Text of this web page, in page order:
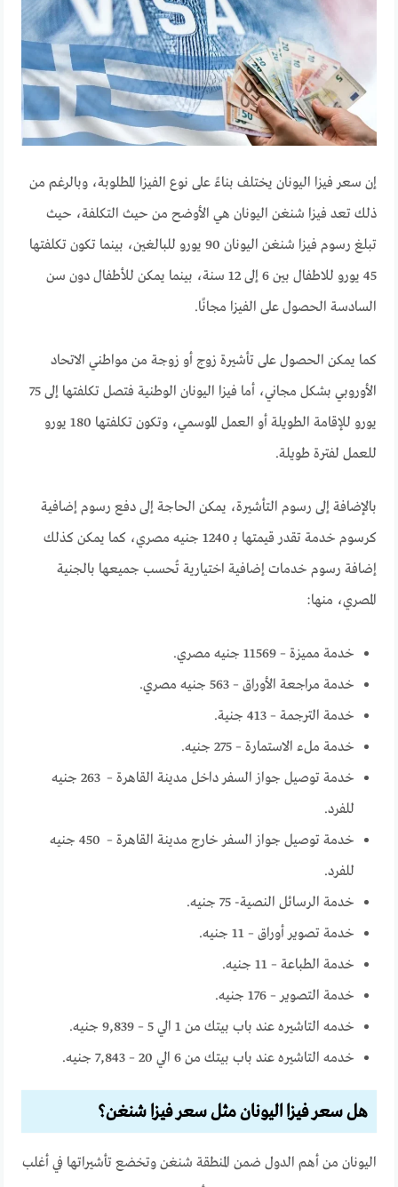
إن سعر فيزا اليونان يختلف بناءً على نوع الفيزا المطلوبة، وبالرغم من
ذلك تعد فيزا شنغن اليونان هي الأوضح من حيث التكلفة، حيث
تبلغ رسوم فيزا شنغن اليونان 90 يورو للبالغين، بينما تكون تكلفتها
45 يورو للاطفال بين 6 إلى 12 سنة، بينما يمكن للأطفال دون سن
السادسة الحصول على الفيزا مجانًا.
كما يمكن الحصول على تأشيرة زوج أو زوجة من مواطني الاتحاد
الأوروبي بشكل مجاني، أما فيزا اليونان الوطنية فتصل تكلفتها إلى 75
يورو للإقامة الطويلة أو العمل الموسمي، وتكون تكلفتها 180 يورو
للعمل لفترة طويلة.
بالإضافة إلى رسوم التأشيرة، يمكن الحاجة إلى دفع رسوم إضافية
كرسوم خدمة تقدر قيمتها بـ 1240 جنيه مصري، كما يمكن كذلك
إضافة رسوم خدمات إضافية اختيارية تُحسب جميعها بالجنية
المصري، منها:
خدمة مميزة – 11569 جنيه مصري.
خدمة مراجعة الأوراق – 563 جنيه مصري.
خدمة الترجمة – 413 جنية.
خدمة ملء الاستمارة – 275 جنيه.
خدمة توصيل جواز السفر داخل مدينة القاهرة – 263 جنيه
للفرد.
خدمة توصيل جواز السفر خارج مدينة القاهرة – 450 جنيه
للفرد.
خدمة الرسائل النصية- 75 جنيه.
خدمة تصوير أوراق – 11 جنيه.
خدمة الطباعة – 11 جنيه.
خدمة التصوير – 176 جنيه.
خدمه التاشيره عند باب بيتك من 1 الي 5 – 9,839 جنيه.
خدمه التاشيره عند باب بيتك من 6 الي 20 – 7,843 جنيه.
هل سعر فيزا اليونان مثل سعر فيزا شنغن؟
اليونان من أهم الدول ضمن المنطقة شنغن وتخضع تأشيراتها في أغلب